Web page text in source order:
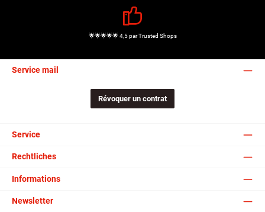
🌟🌟🌟🌟🌟 4,5 par Trusted Shops
Service mail
Révoquer un contrat
Service
Rechtliches
Informations
Newsletter